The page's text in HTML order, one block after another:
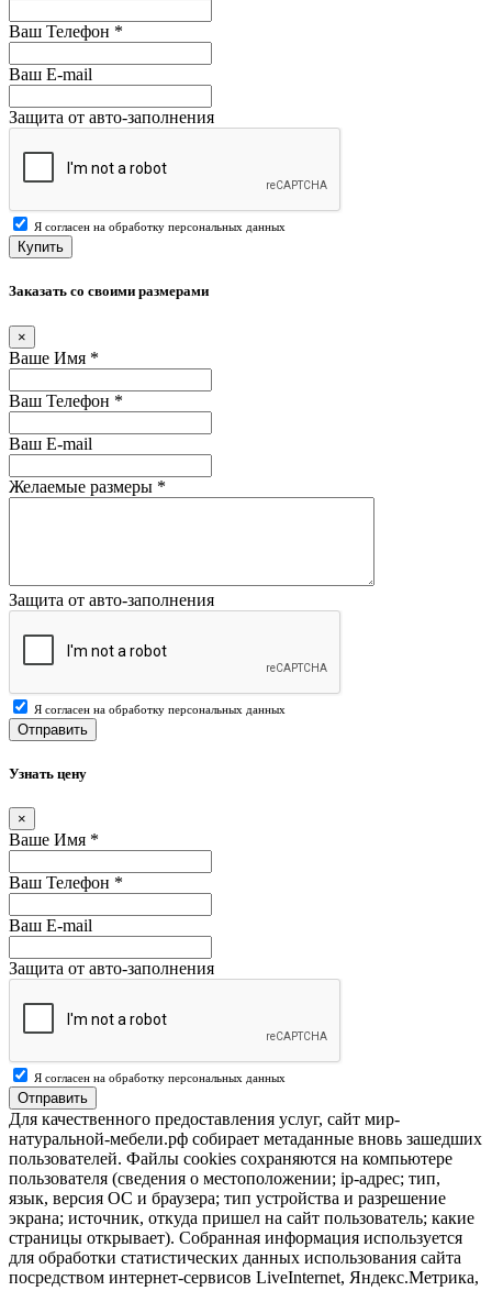
Ваш Телефон *
Ваш E-mail
Защита от авто-заполнения
Я согласен на обработку персональных данных
Купить
Заказать со своими размерами
×
Ваше Имя *
Ваш Телефон *
Ваш E-mail
Желаемые размеры *
Защита от авто-заполнения
Я согласен на обработку персональных данных
Отправить
Узнать цену
×
Ваше Имя *
Ваш Телефон *
Ваш E-mail
Защита от авто-заполнения
Я согласен на обработку персональных данных
Отправить
Для качественного предоставления услуг, сайт мир-
натуральной-мебели.рф собирает метаданные вновь зашедших
пользователей. Файлы cookies сохраняются на компьютере
пользователя (сведения о местоположении; ip-адрес; тип,
язык, версия ОС и браузера; тип устройства и разрешение
экрана; источник, откуда пришел на сайт пользователь; какие
страницы открывает). Собранная информация используется
для обработки статистических данных использования сайта
посредством интернет-сервисов LiveInternet, Яндекс.Метрика,